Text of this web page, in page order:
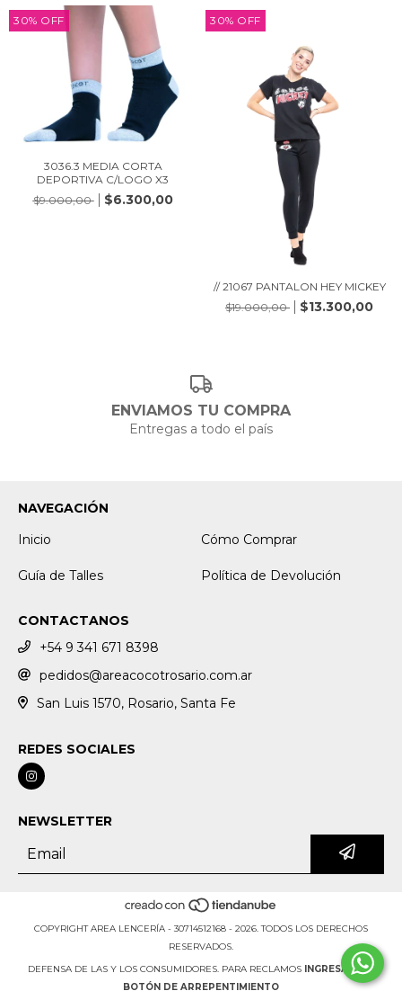
30% OFF
3036.3 MEDIA CORTA
DEPORTIVA C/LOGO X3
$9.000,00
$6.300,00
30% OFF
// 21067 PANTALON HEY MICKEY
$19.000,00
$13.300,00
ENVIAMOS TU COMPRA
Entregas a todo el país
NAVEGACIÓN
Inicio
Cómo Comprar
Guía de Talles Política de Devolución
CONTACTANOS
+54 9 341 671 8398
pedidos@areacocotrosario.com.ar
San Luis 1570, Rosario, Santa Fe
REDES SOCIALES
NEWSLETTER
COPYRIGHT AREA LENCERÍA - 30714512168 - 2026. TODOS LOS DERECHOS
RESERVADOS.
DEFENSA DE LAS Y LOS CONSUMIDORES. PARA RECLAMOS
INGRESÁ ACÁ.
BOTÓN DE ARREPENTIMIENTO